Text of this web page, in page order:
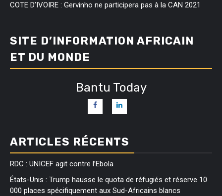
COTE D’IVOIRE : Gervinho ne participera pas à la CAN 2021
SITE D’INFORMATION AFRICAIN
ET DU MONDE
Bantu Today
ARTICLES RÉCENTS
RDC : UNICEF agit contre l’Ebola
États-Unis : Trump hausse le quota de réfugiés et réserve 10
000 places spécifiquement aux Sud-Africains blancs